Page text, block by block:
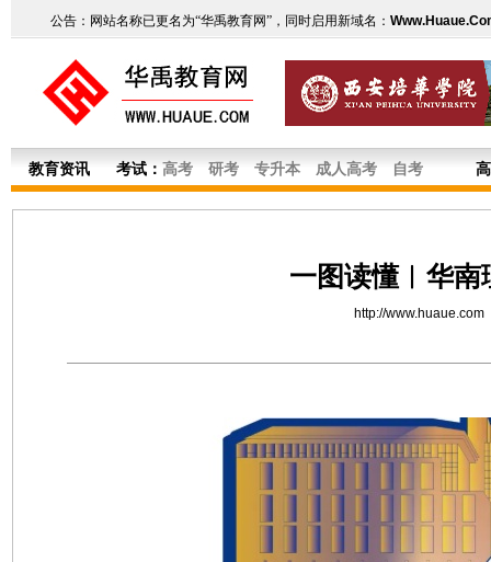
公告：网站名称已更名为“华禹教育网”，同时启用新域名：
教育资讯 考试： 高考 研考 专升本 成人高考 自考
一图读懂︱华南
http://www.huaue.com